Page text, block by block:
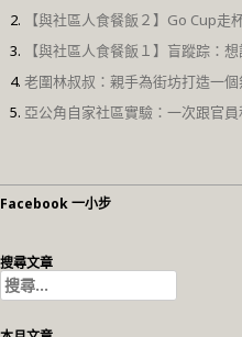
【與社區人食餐飯２】Go Cup
【與社區人食餐飯１】盲蹤踪：
老圍林叔叔：親手為街坊打造一
亞公角自家社區實驗：一次跟官
Facebook 一小步
搜尋文章
搜
尋
關